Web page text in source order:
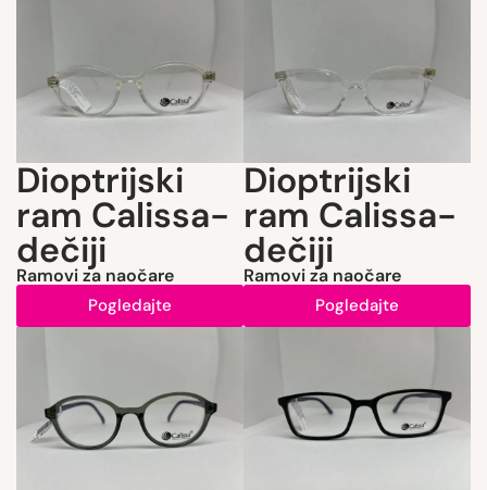
Dioptrijski
ram Calissa-
dečiji
Ramovi za naočare
Pogledajte
Dioptrijski
ram Calissa-
dečiji
Ramovi za naočare
Pogledajte